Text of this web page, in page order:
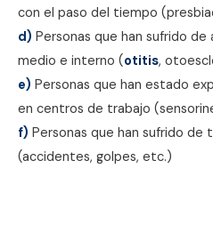
con el paso del tiempo
d) Personas que han sufrido
medio e interno (otitis,
e) Personas que han estado
en centros de trabajo
f) Personas que han sufrido de
(accidentes, golpes, etc.)